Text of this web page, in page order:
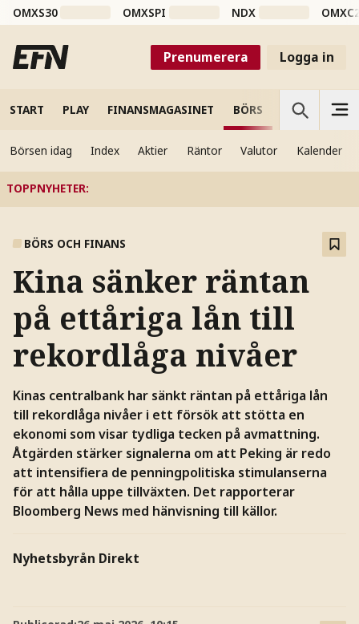
OMXS30 OMXSPI NDX
Prenumerera Logga in
START PLAY FINANSMAGASINET BÖRS VETENSKAP
Börsen idag Index Aktier Räntor Valutor Kalender
TOPPNYHETER:
BÖRS OCH FINANS
Kina sänker räntan
på ettåriga lån till
rekordlåga nivåer
Kinas centralbank har sänkt räntan på ettåriga lån
till rekordlåga nivåer i ett försök att stötta en
ekonomi som visar tydliga tecken på avmattning.
Åtgärden stärker signalerna om att Peking är redo
att intensifiera de penningpolitiska stimulanserna
för att hålla uppe tillväxten. Det rapporterar
Bloomberg News med hänvisning till källor.
Nyhetsbyrån Direkt